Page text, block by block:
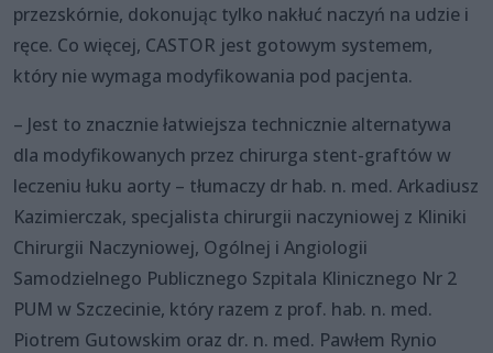
przezskórnie, dokonując tylko nakłuć naczyń na udzie i
ręce. Co więcej, CASTOR jest gotowym systemem,
który nie wymaga modyfikowania pod pacjenta.
– Jest to znacznie łatwiejsza technicznie alternatywa
dla modyfikowanych przez chirurga stent-graftów w
leczeniu łuku aorty – tłumaczy dr hab. n. med. Arkadiusz
Kazimierczak, specjalista chirurgii naczyniowej z Kliniki
Chirurgii Naczyniowej, Ogólnej i Angiologii
Samodzielnego Publicznego Szpitala Klinicznego Nr 2
PUM w Szczecinie, który razem z prof. hab. n. med.
Piotrem Gutowskim oraz dr. n. med. Pawłem Rynio